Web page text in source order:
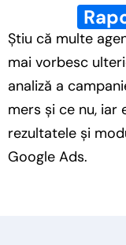
Știu că multe
mai vorbesc
analiză a
mers și ce nu,
rezultatele și
Google Ads.